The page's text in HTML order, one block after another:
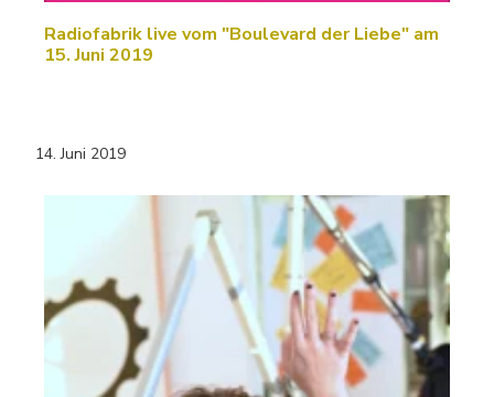
Radiofabrik live vom "Boulevard der Liebe" am
15. Juni 2019
14. Juni 2019